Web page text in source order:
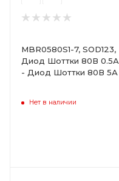
MBR0580S1-7, SOD123,
Диод Шоттки 80В 0.5А
- Диод Шоттки 80В 5А
Нет в наличии